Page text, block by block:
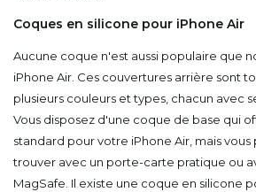
Coques en silicone pour iPhone Air
Aucune coque n'est aussi populaire que
iPhone Air. Ces couvertures arrière sont
plusieurs couleurs et types, chacun avec
Vous disposez d'une coque de base qui
standard pour votre iPhone Air, mais
trouver avec un porte-carte pratique ou
MagSafe. Il existe une coque en silicone